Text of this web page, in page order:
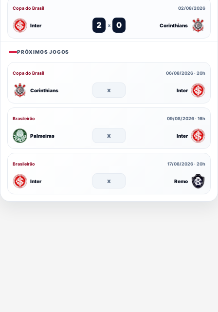
Copa do Brasil 02/08/2026
Inter 2 x 0 Corinthians
PRÓXIMOS JOGOS
Copa do Brasil 06/08/2026 · 20h
Corinthians x Inter
Brasileirão 09/08/2026 · 16h
Palmeiras x Inter
Brasileirão 17/08/2026 · 20h
Inter x Remo